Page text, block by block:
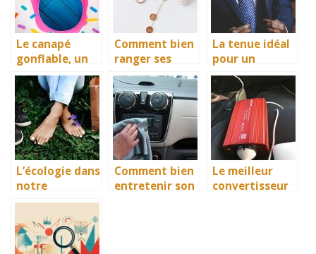
Le canapé
gonflable, un
meuble par
excellence
pour une
bonne détente
Comment bien
ranger ses
accessoires ?
La tenue idéal
pour un
mariage pour
un homme
L’écologie dans
notre
quotidien
Comment bien
entretenir son
Le meilleur
convertisseur